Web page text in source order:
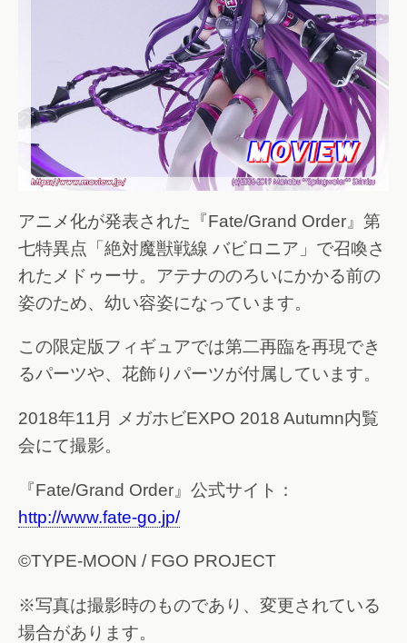
アニメ化が発表された『Fate/Grand Order』第
七特異点「絶対魔獣戦線 バビロニア」で召喚さ
れたメドゥーサ。アテナののろいにかかる前の
姿のため、幼い容姿になっています。
この限定版フィギュアでは第二再臨を再現でき
るパーツや、花飾りパーツが付属しています。
2018年11月 メガホビEXPO 2018 Autumn内覧
会にて撮影。
『Fate/Grand Order』公式サイト：
http://www.fate-go.jp/
©TYPE-MOON / FGO PROJECT
※写真は撮影時のものであり、変更されている
場合があります。